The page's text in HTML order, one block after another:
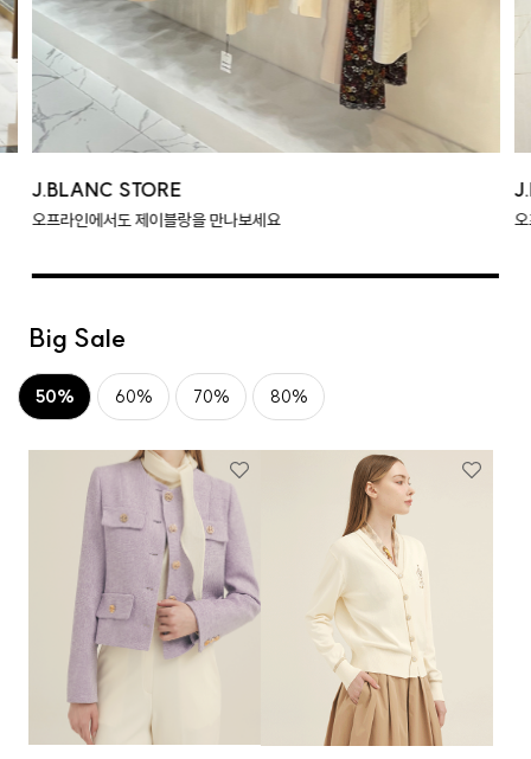
J.BLANC STORE
오프라인에서도 제이블랑을 만나보세요
Big Sale
50% 60% 70% 80%